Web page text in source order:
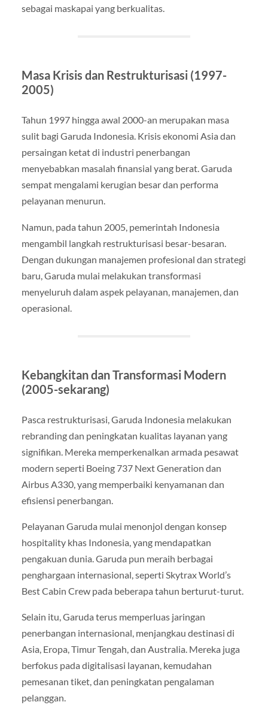
sebagai maskapai yang berkualitas.
Masa Krisis dan Restrukturisasi (1997-
2005)
Tahun 1997 hingga awal 2000-an merupakan masa
sulit bagi Garuda Indonesia. Krisis ekonomi Asia dan
persaingan ketat di industri penerbangan
menyebabkan masalah finansial yang berat. Garuda
sempat mengalami kerugian besar dan performa
pelayanan menurun.
Namun, pada tahun 2005, pemerintah Indonesia
mengambil langkah restrukturisasi besar-besaran.
Dengan dukungan manajemen profesional dan strategi
baru, Garuda mulai melakukan transformasi
menyeluruh dalam aspek pelayanan, manajemen, dan
operasional.
Kebangkitan dan Transformasi Modern
(2005-sekarang)
Pasca restrukturisasi, Garuda Indonesia melakukan
rebranding dan peningkatan kualitas layanan yang
signifikan. Mereka memperkenalkan armada pesawat
modern seperti Boeing 737 Next Generation dan
Airbus A330, yang memperbaiki kenyamanan dan
efisiensi penerbangan.
Pelayanan Garuda mulai menonjol dengan konsep
hospitality khas Indonesia, yang mendapatkan
pengakuan dunia. Garuda pun meraih berbagai
penghargaan internasional, seperti Skytrax World’s
Best Cabin Crew pada beberapa tahun berturut-turut.
Selain itu, Garuda terus memperluas jaringan
penerbangan internasional, menjangkau destinasi di
Asia, Eropa, Timur Tengah, dan Australia. Mereka juga
berfokus pada digitalisasi layanan, kemudahan
pemesanan tiket, dan peningkatan pengalaman
pelanggan.